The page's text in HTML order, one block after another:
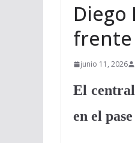
Diego
frente
junio 11, 2026
El
en el